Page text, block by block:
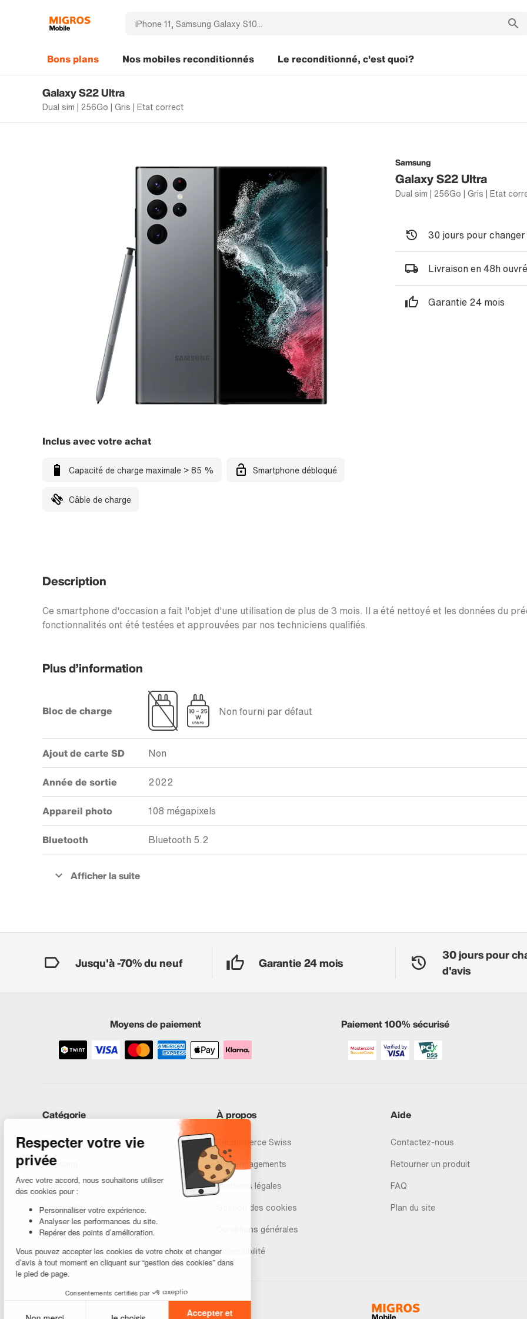
Bons plans Nos mobiles reconditionnés Le reconditionné, c'est quoi?
Galaxy S22 Ultra
Dual sim | 256Go | Gris | Etat correct
Samsung
Galaxy S22 Ultra
Dual sim | 256Go | Gris | Etat
Inclus avec votre achat
Capacité de charge maximale > 85 % Smartphone débloqué
Câble de charge
30 jours pour
Livraison en 48h
Garantie 24 mois
Description
Ce smartphone d'occasion a fait l'objet d'une utilisation de plus de 3 mois. Il a été nettoyé et les données du
fonctionnalités ont été testées et approuvées par nos techniciens qualifiés.
Plus d’information
Bloc de charge Non fourni par défaut
Ajout de carte SD Non
Année de sortie 2022
Appareil photo 108 mégapixels
Bluetooth Bluetooth 5.2
Jusqu'à -70% du neuf Garantie 24 mois
30 jours pour
d'avis
Moyens de paiement Paiement 100% sécurisé
Catégorie
iPhones
Samsung
Huawei
Besoin d’aide ?
À propos
Recommerce Swiss
Nos engagements
Mentions légales
Gestion des cookies
Conditions générales
Accessibilité
Aide
Contactez-nous
Retourner un produit
FAQ
Plan du site